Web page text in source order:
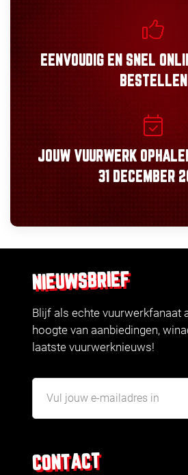
EENVOUDIGEN SNEL
BESTELLEN
JOUW VUURWERK
31 DECEMBER
CONTACT
NIEUWSBRIEF
Blijf als echte vuurwerkfanaat
hoogte van aanbiedingen,
laatste vuurwerknieuws!